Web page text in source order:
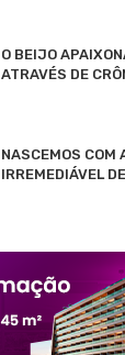
O BEIJO
ATRAVÉS DE
NASCEMOS COM
IRREMEDIÁVEL